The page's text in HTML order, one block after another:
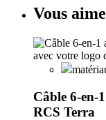
Vous
Câble 6-en-
RCS Terra